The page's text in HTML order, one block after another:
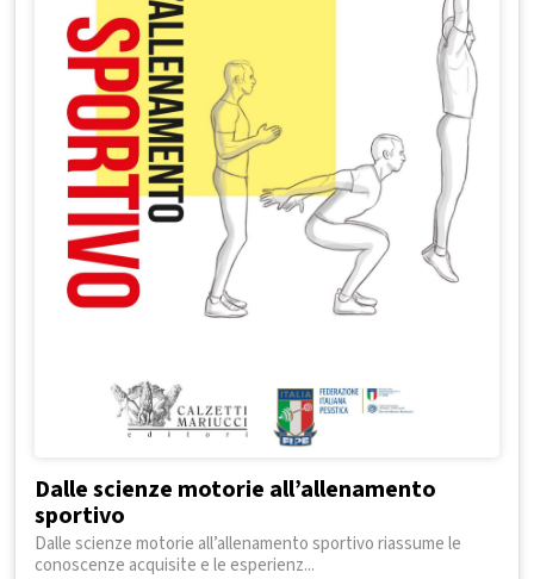
Dalle scienze motorie all’allenamento
sportivo
Dalle scienze motorie all’allenamento sportivo riassume le
conoscenze acquisite e le esperienz...